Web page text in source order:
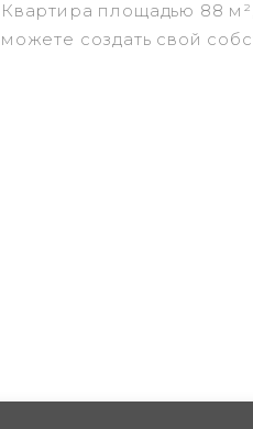
Квартира площадью 88
можете создать свой